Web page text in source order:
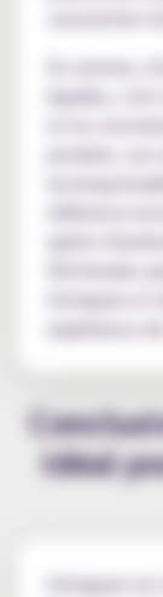
concentrés
En somme,
liquides,
référence
Extrapure et
expérience
idéal
Extrapure